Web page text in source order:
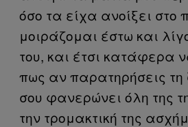
όσο τα είχα ανοίξει στο
μοιράζομαι έστω και
του, και έτσι κατάφερα
πως αν παρατηρήσεις τη
σου φανερώνει όλη της
την τρομακτική της